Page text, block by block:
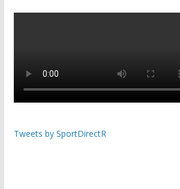
Tweets by SportDirectR